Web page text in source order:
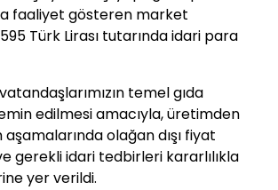
faaliyet gösteren market
Türk Lirası tutarında idari para
temel gıda
edilmesi amacıyla, üretimden
olağan dışı fiyat
gerekli idari tedbirleri kararlılıkla
yer verildi.